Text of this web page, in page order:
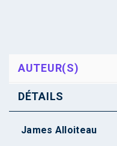
AUTEUR(S)
DÉTAILS
James Alloiteau